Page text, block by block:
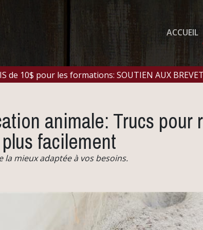
ACCUEIL
de 10$ pour les formations: SOUTIEN AUX
animale: Trucs pour
facilement
la mieux adaptée à vos besoins.